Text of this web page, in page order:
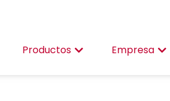
Productos Empresa